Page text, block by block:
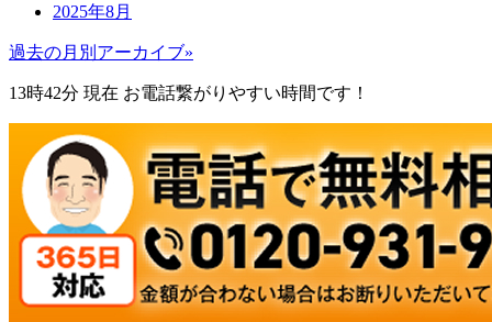
2025年8月
過去の月別アーカイブ»
13時42分 現在 お電話繋がりやすい時間です！